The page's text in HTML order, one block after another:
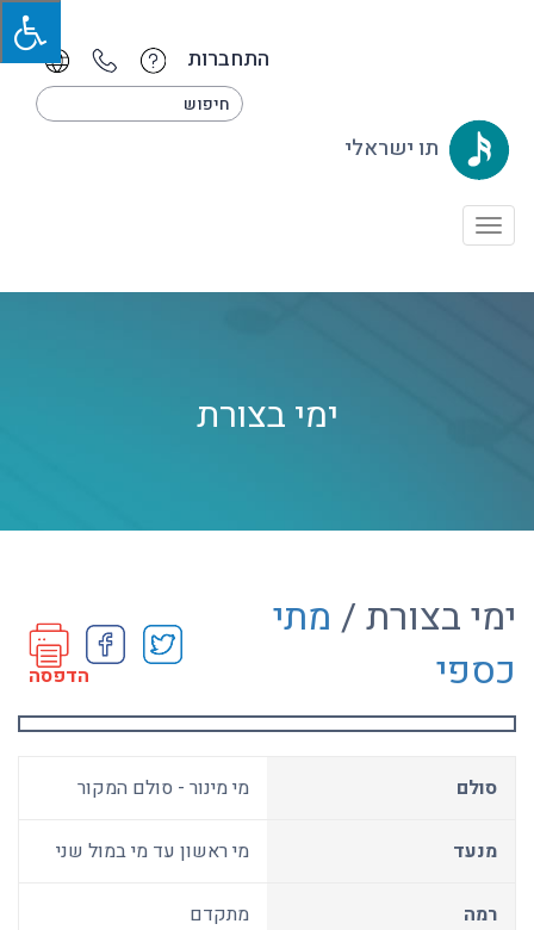
התחברות
תו ישראלי
Toggle
ימי בצורת
ימי בצורת / מתי
כספי
הדפסה
סולם מי מינור - סולם המקור
מנעד מי ראשון עד מי במול שני
רמה מתקדם